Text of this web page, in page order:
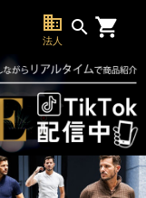
business
法人
search